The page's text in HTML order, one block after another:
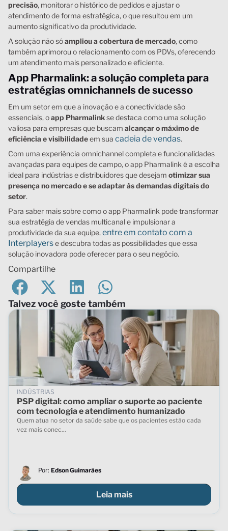
precisão, monitorar o histórico de pedidos e ajustar o
atendimento de forma estratégica, o que resultou em um
aumento significativo da produtividade.
A solução não sóampliou a cobertura de mercado, como
também aprimorou o relacionamento com os PDVs, oferecendo
um atendimento mais personalizado e eficiente.
App Pharmalink: a solução completa para
estratégias omnichannels de sucesso
Em um setor em que a inovação e a conectividade são
essenciais, oapp Pharmalinkse destaca como uma solução
valiosa para empresas que buscam alcançar o máximo de
eficiência e visibilidadeem sua cadeia de vendas.
Com uma experiência omnichannel completa e funcionalidades
avançadas para equipes de campo, o app Pharmalink é a escolha
ideal para indústrias e distribuidores que desejam otimizar sua
presença no mercado e se adaptar às demandas digitais do
setor.
Para saber mais sobre como o app Pharmalink pode transformar
sua estratégia de vendas multicanal e impulsionar a
produtividade da sua equipe, entre em contato com a
Interplayerse descubra todas as possibilidades que essa
solução inovadora pode oferecer para o seu negócio.
Compartilhe
Talvez você goste também
INDÚSTRIAS
PSP digital: como ampliar o suporte ao paciente
com tecnologia e atendimento humanizado
Quem atua no setor da saúde sabe que os pacientes estão cada
vez mais conec...
Por: Edson Guimarães
Leia mais